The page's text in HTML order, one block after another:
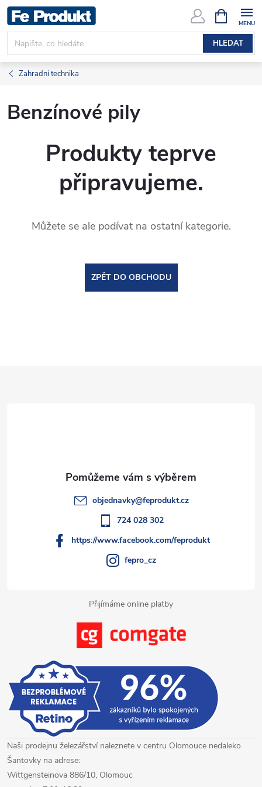
Přejít
na
obsah
HLEDAT
NÁKUPNÍ
KOŠÍK
Zahradní technika
Benzínové pily
Produkty teprve
připravujeme.
Můžete se ale podívat na ostatní kategorie.
ZPĚT DO OBCHODU
Přijímáme online platby
objednavky@feprodukt.cz
724 028 302
https://www.facebook.com/feprodukt
fepro_cz
Naši prodejnu železářství naleznete v centru Olomouce nedaleko
Šantovky na adrese:
Wittgensteinova 886/10, Olomouc